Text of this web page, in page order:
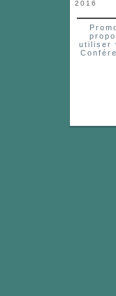
2016
utiliser